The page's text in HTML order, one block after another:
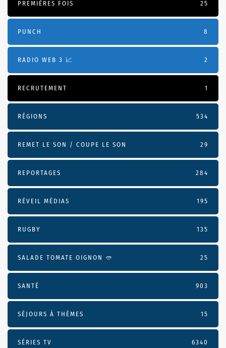
PREMIÈRES FOIS 25
PUNCH 8
RADIO WEB 3 📈 2
RECRUTEMENT 1
RÉGIONS 534
REMET LE SON / COUPE LE SON 29
REPORTAGES 284
RÉVEIL MÉDIAS 195
RUGBY 135
SALADE TOMATE OIGNON 🥙 25
SANTÉ 903
SÉJOURS À THÈMES 15
SÉRIES TV 6340